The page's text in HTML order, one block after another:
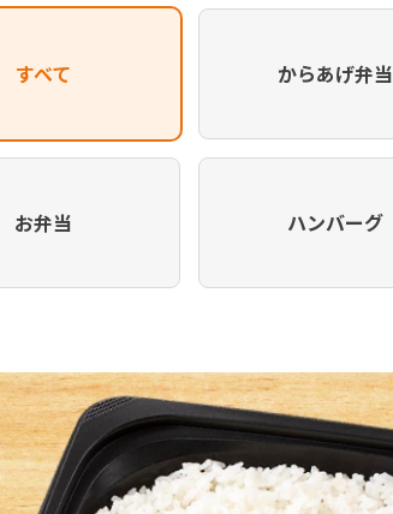
すべて からあげ弁当
お弁当 ハンバーグ